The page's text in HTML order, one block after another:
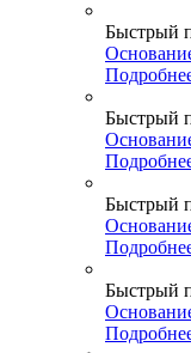
Быстрый
Быстрый
Быстрый
Быстрый